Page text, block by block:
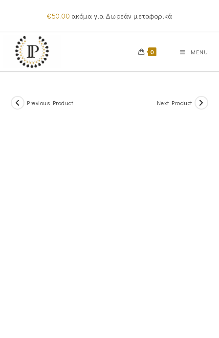
content
€50.00 ακόμα για Δωρεάν μεταφορικά
0 MENU
Previous Product Next Product